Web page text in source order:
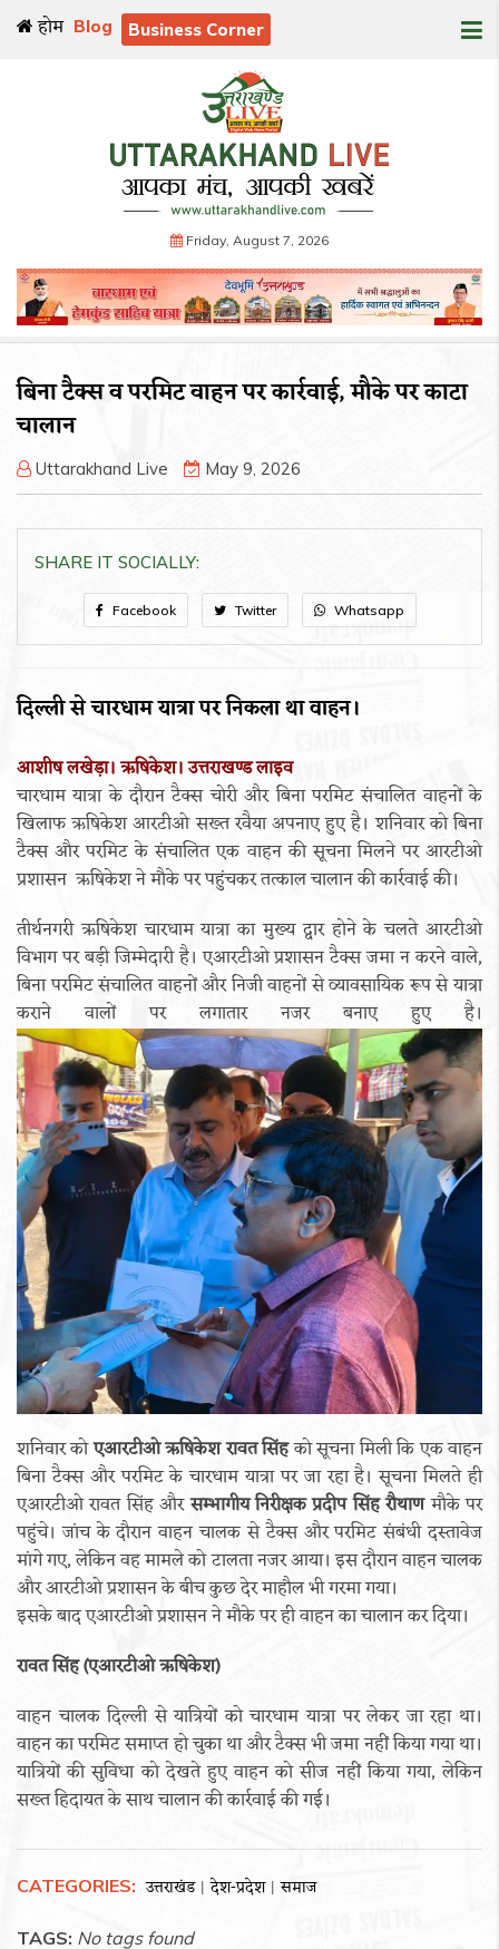
होम Blog Business Corner
Friday, August 7, 2026
बिना टैक्स व परमिट वाहन पर कार्रवाई, मौके पर काटा
चालान
Uttarakhand Live May 9, 2026
SHARE IT SOCIALLY:
Facebook Twitter Whatsapp
दिल्ली से चारधाम यात्रा पर निकला था वाहन।
आशीष लखेड़ा। ऋषिकेश। उत्तराखण्ड लाइव
चारधाम यात्रा के दौरान टैक्स चोरी और बिना परमिट संचालित वाहनों के
खिलाफ ऋषिकेश आरटीओ सख्त रवैया अपनाए हुए है। शनिवार को बिना
टैक्स और परमिट के संचालित एक वाहन की सूचना मिलने पर आरटीओ
प्रशासन ऋषिकेश ने मौके पर पहुंचकर तत्काल चालान की कार्रवाई की।
तीर्थनगरी ऋषिकेश चारधाम यात्रा का मुख्य द्वार होने के चलते आरटीओ
विभाग पर बड़ी जिम्मेदारी है। एआरटीओ प्रशासन टैक्स जमा न करने वाले,
बिना परमिट संचालित वाहनों और निजी वाहनों से व्यावसायिक रूप से यात्रा
कराने वालों पर लगातार नजर बनाए हुए है।
शनिवार कोएआरटीओ ऋषिकेश रावत सिंहको सूचना मिली कि एक वाहन
बिना टैक्स और परमिट के चारधाम यात्रा पर जा रहा है। सूचना मिलते ही
एआरटीओ रावत सिंह औरसम्भागीय निरीक्षक प्रदीप सिंह रौथाणमौके पर
पहुंचे। जांच के दौरान वाहन चालक से टैक्स और परमिट संबंधी दस्तावेज
मांगे गए, लेकिन वह मामले को टालता नजर आया। इस दौरान वाहन चालक
और आरटीओ प्रशासन के बीच कुछ देर माहौल भी गरमा गया।
इसके बाद एआरटीओ प्रशासन ने मौके पर ही वाहन का चालान कर दिया।
रावत सिंह (एआरटीओ ऋषिकेश)
वाहन चालक दिल्ली से यात्रियों को चारधाम यात्रा पर लेकर जा रहा था।
वाहन का परमिट समाप्त हो चुका था और टैक्स भी जमा नहीं किया गया था।
यात्रियों की सुविधा को देखते हुए वाहन को सीज नहीं किया गया, लेकिन
सख्त हिदायत के साथ चालान की कार्रवाई की गई।
CATEGORIES: उत्तराखंड | देश-प्रदेश | समाज
TAGS: No tags found